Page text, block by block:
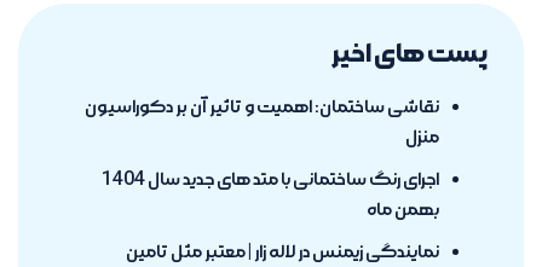
پست های اخیر
نقاشی ساختمان: اهمیت و تاثیر آن بر دکوراسیون
منزل
اجرای رنگ ساختمانی با متد های جدید سال 1404
بهمن ماه
نمایندگی زیمنس در لاله زار | معتبر مثل تامین